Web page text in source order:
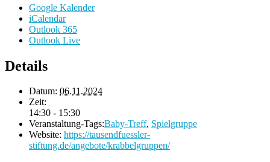
Google Kalender
iCalendar
Outlook 365
Outlook Live
Details
Datum: 06.11.2024
Zeit:
14:30 - 15:30
Veranstaltung-Tags:Baby-Treff, Spielgruppe
Website: https://tausendfuessler-
stiftung.de/angebote/krabbelgruppen/